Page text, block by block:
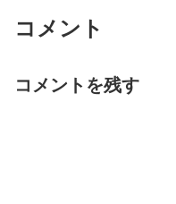
コメント
コメントを残す